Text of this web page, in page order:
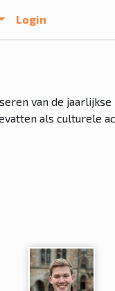
Login
van de
als culturele